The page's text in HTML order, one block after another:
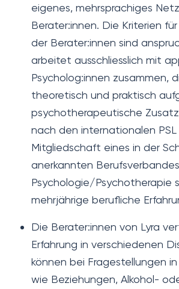
eigenes, mehrsprachiges
Berater:innen. Die Kriterien
der Berater:innen sind
arbeitet ausschliesslich mit
Psycholog:innen zusammen,
theoretisch und praktisch
psychotherapeutische
nach den internationalen PSL
Mitgliedschaft eines in der
anerkannten
Psychologie/Psychotherapie
mehrjährige berufliche
Die Berater:innen von Lyra
Erfahrung in verschiedenen
können bei Fragestellungen
wie Beziehungen, Alkohol-